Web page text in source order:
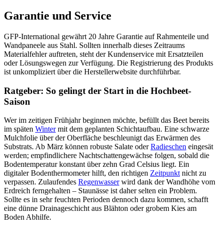
Garantie und Service
GFP-International gewährt 20 Jahre Garantie auf Rahmenteile und
Wandpaneele aus Stahl. Sollten innerhalb dieses Zeitraums
Materialfehler auftreten, steht der Kundenservice mit Ersatzteilen
oder Lösungswegen zur Verfügung. Die Registrierung des Produkts
ist unkompliziert über die Herstellerwebsite durchführbar.
Ratgeber: So gelingt der Start in die Hochbeet-
Saison
Wer im zeitigen Frühjahr beginnen möchte, befüllt das Beet bereits
im späten Wintermit dem geplanten Schichtaufbau. Eine schwarze
Mulchfolie über der Oberfläche beschleunigt das Erwärmen des
Substrats. Ab März können robuste Salate oderRadieschen eingesät
werden; empfindlichere Nachtschattengewächse folgen, sobald die
Bodentemperatur konstant über zehn Grad Celsius liegt. Ein
digitaler Bodenthermometer hilft, den richtigen Zeitpunktnicht zu
verpassen. Zulaufendes Regenwasserwird dank der Wandhöhe vom
Erdreich ferngehalten – Staunässe ist daher selten ein Problem.
Sollte es in sehr feuchten Perioden dennoch dazu kommen, schafft
eine dünne Drainageschicht aus Blähton oder grobem Kies am
Boden Abhilfe.